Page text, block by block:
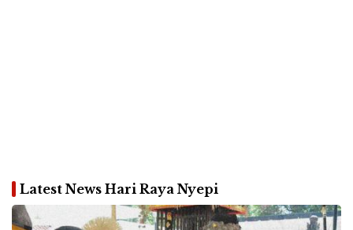
Latest News Hari Raya Nyepi